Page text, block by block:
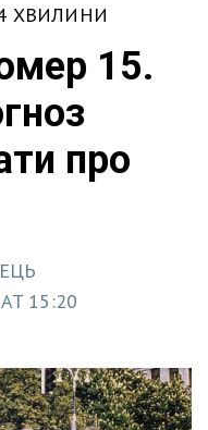
ХВИЛИНИ
15.
про
15:20